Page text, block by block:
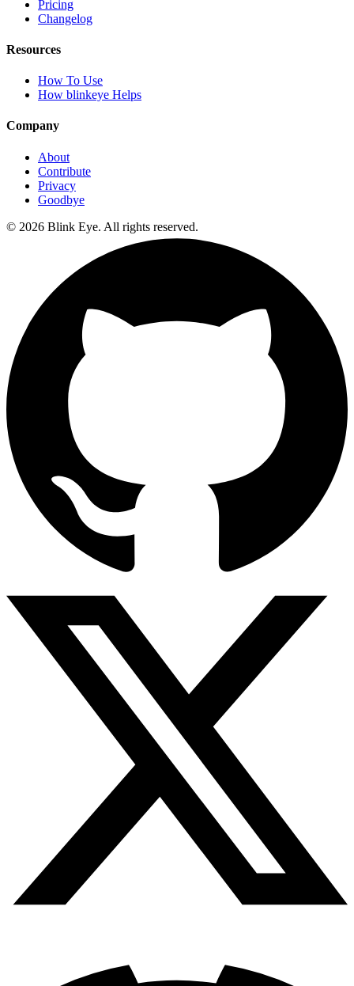
Pricing
Changelog
Resources
How To Use
How blinkeye Helps
Company
About
Contribute
Privacy
Goodbye
© 2026 Blink Eye. All rights reserved.